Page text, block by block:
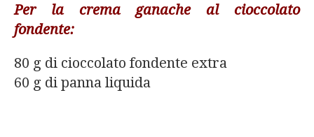
Per la crema ganache al cioccolato
fondente:
80 g di cioccolato fondente extra
60 g di panna liquida